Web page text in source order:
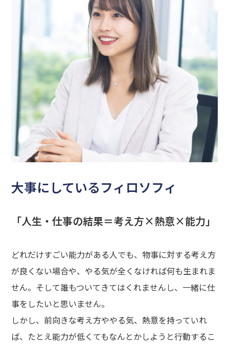
大事にしているフィロソフィ
「人生・仕事の結果＝考え方×熱意×能力」
どれだけすごい能力がある人でも、物事に対する考え方
が良くない場合や、やる気が全くなければ何も生まれま
せん。そして誰もついてきてはくれませんし、一緒に仕
事をしたいと思いません。
しかし、前向きな考え方ややる気、熱意を持っていれ
ば、たとえ能力が低くてもなんとかしようと行動するこ